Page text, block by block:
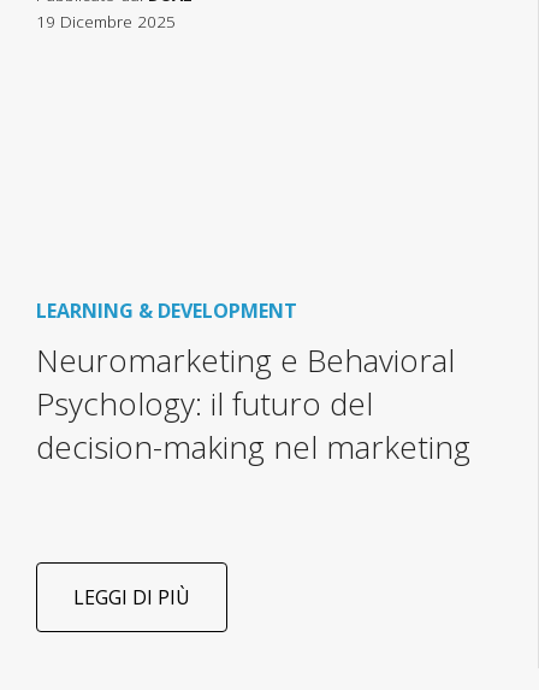
19 Dicembre 2025
LEARNING & DEVELOPMENT
Neuromarketing e Behavioral
Psychology: il futuro del
decision-making nel marketing
LEGGI DI PIÙ